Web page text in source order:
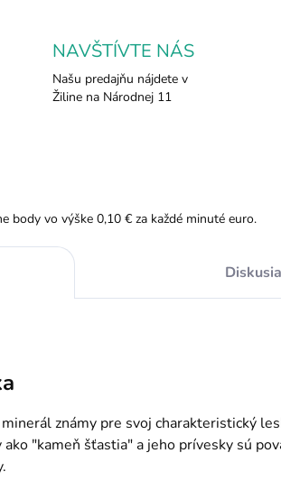
NAVŠTÍVTE NÁS
Našu predajňu nájdete v
Žiline na Národnej 11
body vo výške 0,10 € za každé minuté euro.
Diskusia
známy pre svoj charakteristický
"kameň šťastia" a jeho prívesky sú